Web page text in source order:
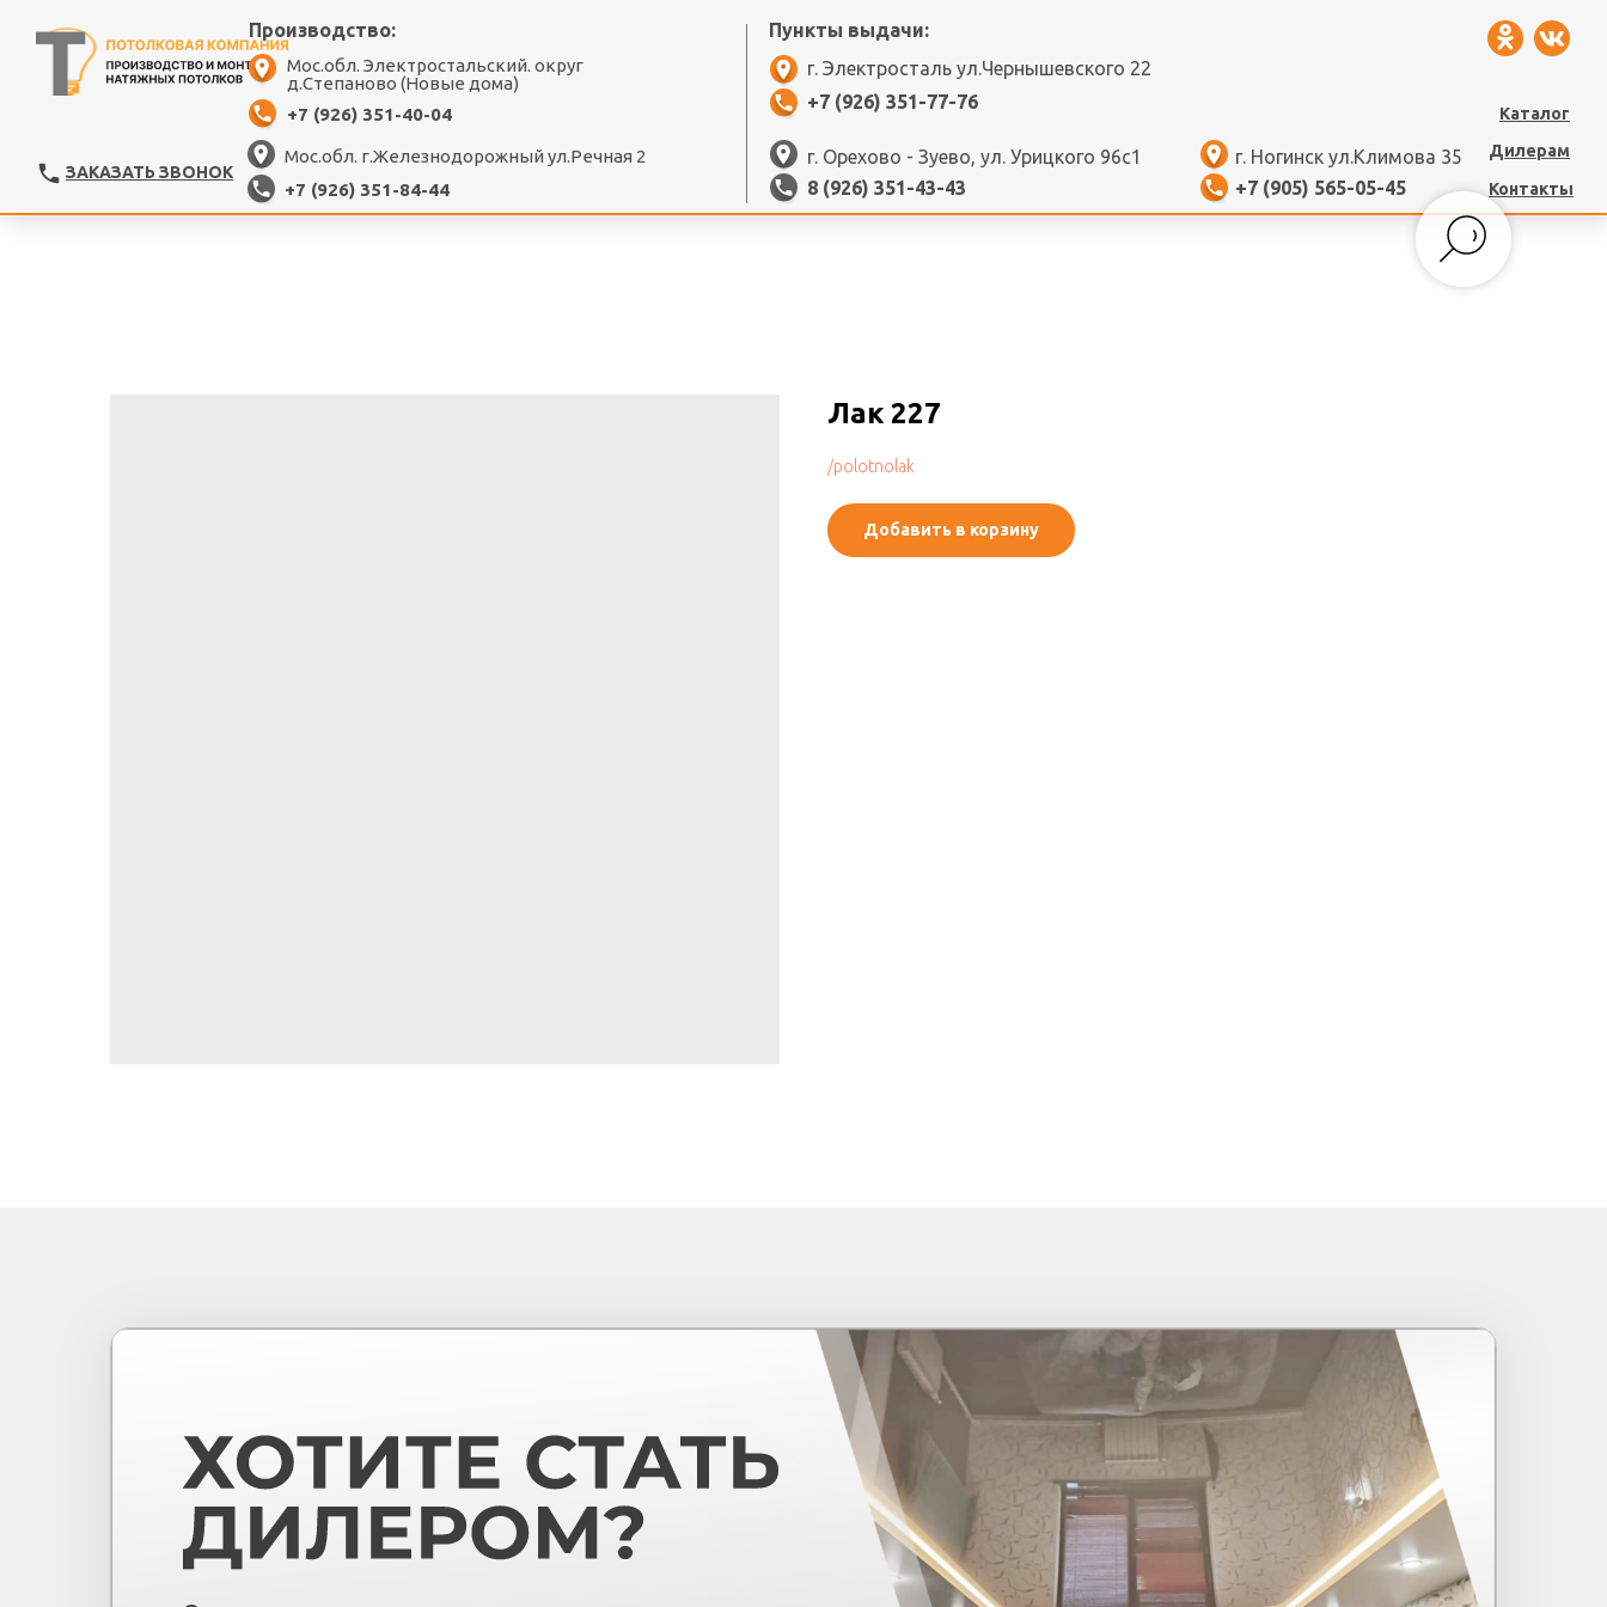
ЗАКАЗАТЬ ЗВОНОК
г. Ногинск ул.Климова 35
+7 (905) 565-05-45
г. Орехово - Зуево, ул. Урицкого 96с1
8 (926) 351-43-43
Мос.обл. Электростальский. округ
д.Степаново (Новые дома)
г. Электросталь ул.Чернышевского 22
Мос.обл. г.Железнодорожный ул.Речная 2
Производство: Пункты выдачи:
Дилерам
+7 (926) 351-40-04
Контакты
+7 (926) 351-84-44
+7 (926) 351-77-76
Каталог
Лак 227
/polotnolak
Добавить в корзину